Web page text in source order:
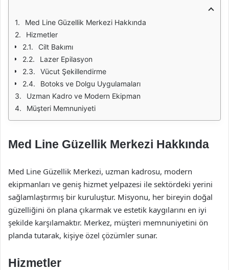
Med Line Güzellik Merkezi Hakkında
Hizmetler
Cilt Bakımı
Lazer Epilasyon
Vücut Şekillendirme
Botoks ve Dolgu Uygulamaları
Uzman Kadro ve Modern Ekipman
Müşteri Memnuniyeti
Med Line Güzellik Merkezi Hakkında
Med Line Güzellik Merkezi, uzman kadrosu, modern
ekipmanları ve geniş hizmet yelpazesi ile sektördeki yerini
sağlamlaştırmış bir kuruluştur. Misyonu, her bireyin doğal
güzelliğini ön plana çıkarmak ve estetik kaygılarını en iyi
şekilde karşılamaktır. Merkez, müşteri memnuniyetini ön
planda tutarak, kişiye özel çözümler sunar.
Hizmetler